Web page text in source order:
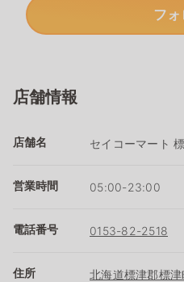
フォ
店舗情報
店舗名 セイコーマート
営業時間 05:00-23:00
電話番号 0153-82-2518
住所 北海道標津郡標